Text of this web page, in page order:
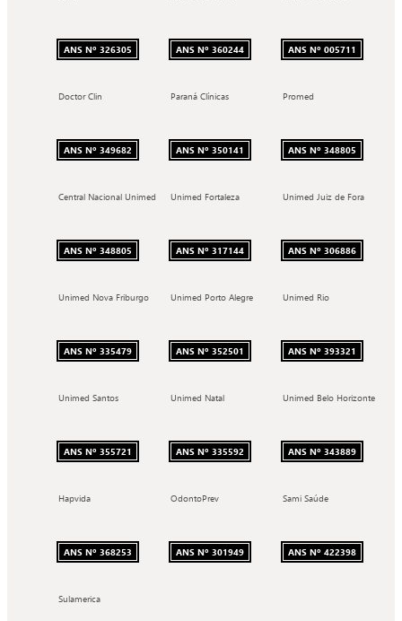
ANS Nº 326305 ANS Nº 360244 ANS Nº 005711
Doctor Clin
ANS Nº 349682
Paraná Clínicas
ANS Nº 350141
Promed
ANS Nº 348805
Central Nacional Unimed
ANS Nº 348805
Unimed Fortaleza
ANS Nº 317144
Unimed Juiz de Fora
ANS Nº 306886
Unimed Nova Friburgo
ANS Nº 335479
Unimed Porto Alegre
ANS Nº 352501
Unimed Rio
ANS Nº 393321
Unimed Santos
ANS Nº 355721
Unimed Natal
ANS Nº 335592
Unimed Belo Horizonte
ANS Nº 343889
Hapvida
ANS Nº 368253
OdontoPrev
ANS Nº 301949
Sami Saúde
ANS Nº 422398
Sulamerica